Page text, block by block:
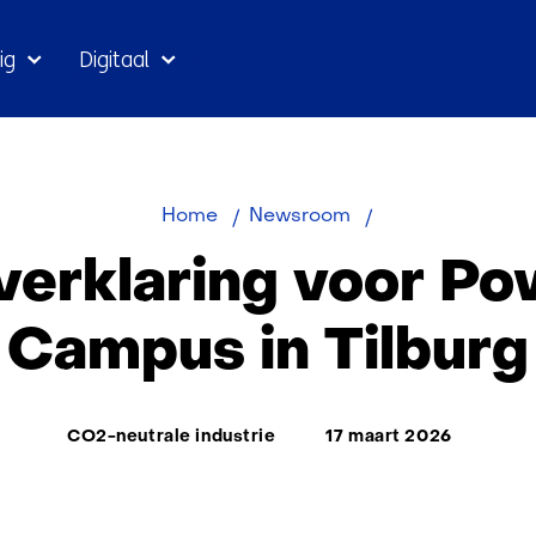
Digitaal
Home Newsroom
Power‑to‑X
in
voor
Campus in Tilburg
Thema:
CO2-neutrale industrie 17 maart 2026